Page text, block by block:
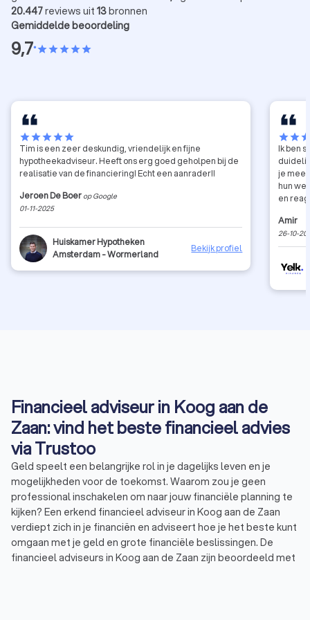
20.447reviews uit 13bronnen
Gemiddelde beoordeling
9,7•starstarstarstarstar
starstarstarstarstar
Tim is een zeer deskundig, vriendelijk en fijne
hypotheekadviseur. Heeft ons erg goed geholpen bij de
realisatie van de financiering! Echt een aanrader!!
Jeroen De Boer op Google
01-11-2025
Huiskamer Hypotheken
Amsterdam - Wormerland
Bekijk profiel
starstar
Ik ben
je
hun
en
een
Amir
26-10-
Financieel adviseur in Koog aan de
Zaan: vind het beste financieel advies
via Trustoo
Geld speelt een belangrijke rol in je dagelijks leven en je
mogelijkheden voor de toekomst. Waarom zou je geen
professional inschakelen om naar jouw financiële planning te
kijken? Een erkend financieel adviseur in Koog aan de Zaan
verdiept zich in je financiën en adviseert hoe je het beste kunt
omgaan met je geld en grote financiële beslissingen. De
financieel adviseurs in Koog aan de Zaan zijn beoordeeld met